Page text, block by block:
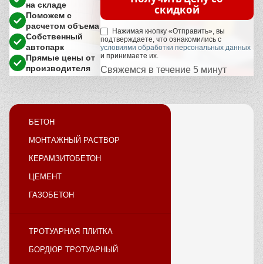
на складе
Поможем с
расчетом объема
Собственный
автопарк
Прямые цены от
производителя
скидкой
Нажимая кнопку «Отправить», вы
подтверждаете, что ознакомились с
условиями обработки персональных данных
и принимаете их.
Свяжемся в течение 5 минут
БЕТОН
МОНТАЖНЫЙ РАСТВОР
КЕРАМЗИТОБЕТОН
ЦЕМЕНТ
ГАЗОБЕТОН
ТРОТУАРНАЯ ПЛИТКА
БОРДЮР ТРОТУАРНЫЙ